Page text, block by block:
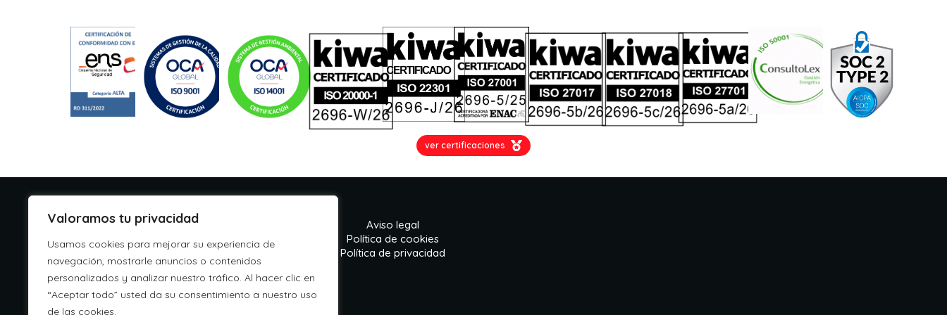
Valoramos tu privacidad
Usamos cookies para mejorar su experiencia de
navegación, mostrarle anuncios o contenidos
personalizados y analizar nuestro tráfico. Al hacer clic en
“Aceptar todo” usted da su consentimiento a nuestro uso
de las cookies.
ver certificaciones
C/ Yécora 4, 28022, Madrid
info@aspa.cloud
+34 918 333 233
Aviso legal
Política de cookies
Política de privacidad